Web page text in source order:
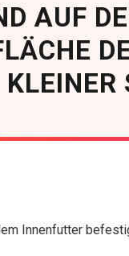
AUF
KLEINER
Innenfutter